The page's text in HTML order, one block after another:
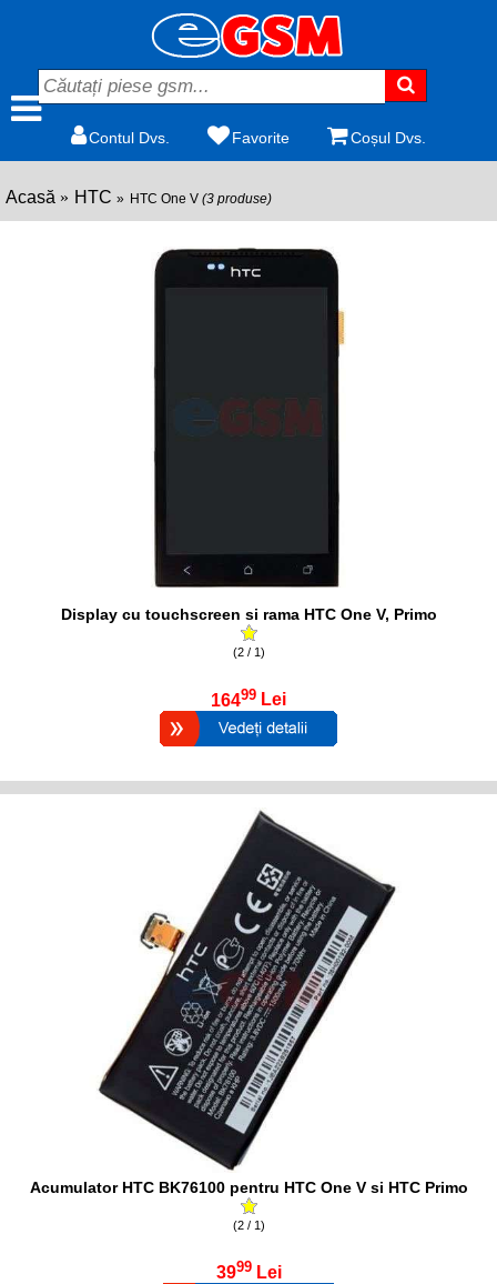
Contul Dvs. Favorite Coșul Dvs.
Acasă HTC HTC One V (3 produse)
Display cu touchscreen si rama HTC One V, Primo
(2 / 1)
16499 Lei
Acumulator HTC BK76100 pentru HTC One V si HTC Primo
(2 / 1)
3999 Lei